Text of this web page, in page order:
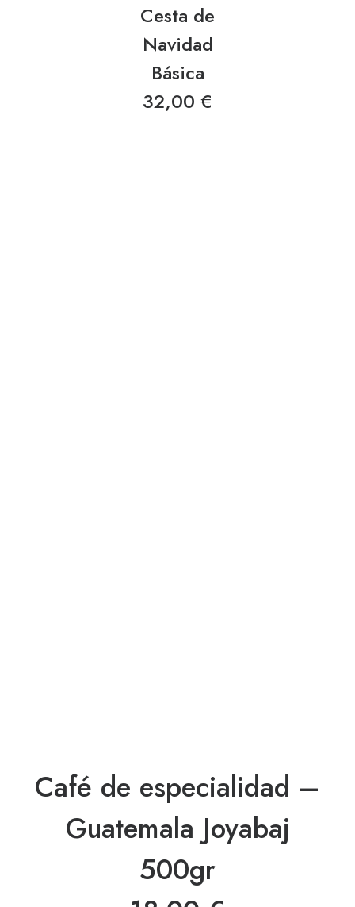
Cesta de
Navidad
Básica
32,00 €
Café de especialidad –
Guatemala Joyabaj
500gr